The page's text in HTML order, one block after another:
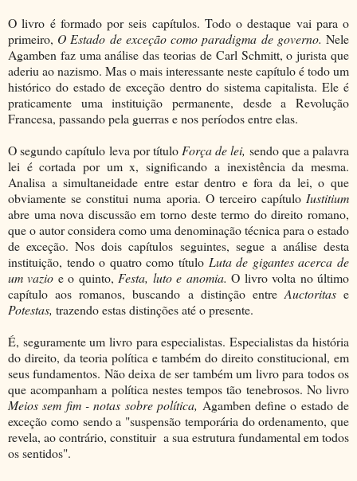
O livro é formado por seis capítulos. Todo o destaque vai para o
primeiro, O Estado de exceção como paradigma de governo.Nele
Agamben faz uma análise das teorias de Carl Schmitt, o jurista que
aderiu ao nazismo. Mas o mais interessante neste capítulo é todo um
histórico do estado de exceção dentro do sistema capitalista. Ele é
praticamente uma instituição permanente, desde a Revolução
Francesa, passando pela guerras e nos períodos entre elas.
O segundo capítulo leva por título Força de lei, sendo que a palavra
lei é cortada por um x, significando a inexistência da mesma.
Analisa a simultaneidade entre estar dentro e fora da lei, o que
obviamente se constitui numa aporia. O terceiro capítulo Iustitium
abre uma nova discussão em torno deste termo do direito romano,
que o autor considera como uma denominação técnica para o estado
de exceção. Nos dois capítulos seguintes, segue a análise desta
instituição, tendo o quatro como título Luta de gigantes acerca de
um vazio e o quinto, Festa, luto e anomia.O livro volta no último
capítulo aos romanos, buscando a distinção entre Auctoritas e
Potestas, trazendo estas distinções até o presente.
É, seguramente um livro para especialistas. Especialistas da história
do direito, da teoria política e também do direito constitucional, em
seus fundamentos. Não deixa de ser também um livro para todos os
que acompanham a política nestes tempos tão tenebrosos. No livro
Meios sem fim - notas sobre política, Agamben define o estado de
exceção como sendo a "suspensão temporária do ordenamento, que
revela, ao contrário, constituir a sua estrutura fundamental em todos
os sentidos".